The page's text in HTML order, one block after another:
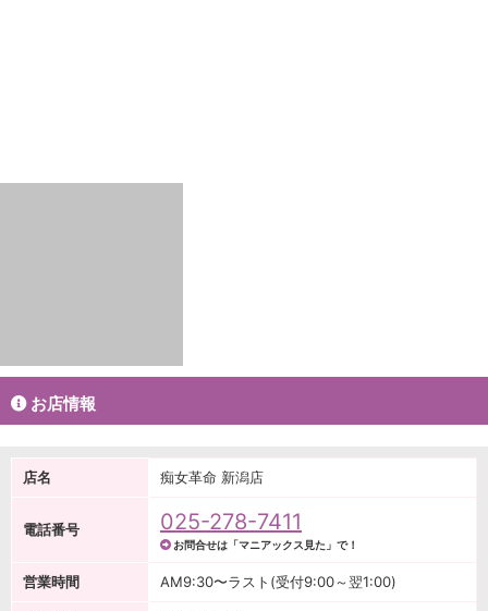
お店情報
店名 痴女革命 新潟店
電話番号 025-278-7411
お問合せは「マニアックス見た」で！
営業時間 AM9:30〜ラスト(受付9:00～翌1:00)